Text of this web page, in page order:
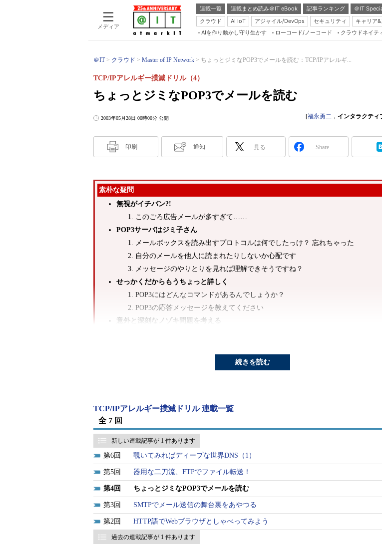
メディア
連載一覧 連載まとめ読み＠IT eBook 記事ランキング ＠IT
クラウド
AI IoT アジャイル/DevOps セキュリティ キャリア
AIを作り動かし守り生かす ローコード/ノーコード クラウドネイテ
＠IT クラウド Master of IP Network ちょっとジミなPOP3でメールを読む：TCP/IPアレルギ...
ちょっとジミなPOP3でメールを読む
TCP/IPアレルギー撲滅ドリル（4）
2003年05月28日 00時00分 公開 [福永勇二 ， インタラクティ
印刷 通知 見る Share
素朴な疑問
無視がイチバン?!
このごろ広告メールが多すぎて……
POP3サーバはジミ子さん
メールボックスを読み出すプロトコルは何でしたっけ？ 忘れちゃった
自分のメールを他人に読まれたりしないか心配です
メッセージのやりとりを見れば理解できそうですね？
せっかくだからもうちょっと詳しく
POP3にはどんなコマンドがあるんでしょうか？
POP3の応答メッセージを教えてください
意外と深刻なノゾキ問題を考える
書かずに確認するカラクリをPOP3で説明すると？
無視がイチバン?!
このごろ広告メールが多すぎて……
このごろSPAMメール（勝手に送り付けられる広告メール）がガンガン届いて
迷惑してる！ って方、多いんじゃないでしょうか？ ある知人は、「指定のあて
送停止のお願いメールを出したのに、もう全然ダメ」なんていってましたが、
は逆効果。ジャマな広告メールを増やすことにもなりかねません。
なぜそんなことになるかというと、配信停止の依頼が、実質的に「このメール
続きを読む
TCP/IPアレルギー撲滅ドリル 連載一覧
全 7 回
新しい連載記事が 1 件あります
6 覗いてみればディープな世界DNS（1）
5 器用な二刀流、FTPでファイル転送！
4 ちょっとジミなPOP3でメールを読む
3 SMTPでメール送信の舞台裏をあやつる
2 HTTP語でWebブラウザとしゃべってみよう
過去の連載記事が 1 件あります